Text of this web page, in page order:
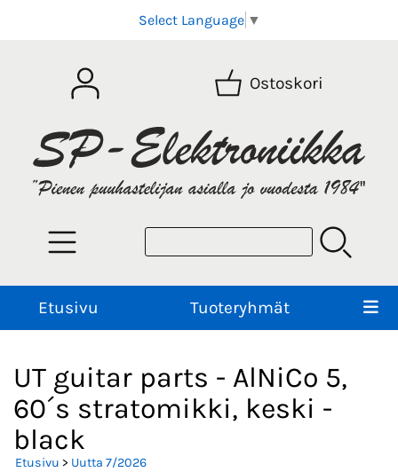
Select Language ▼
Ostoskori
Etusivu Tuoteryhmät
UT guitar parts - AlNiCo 5,
60´s stratomikki, keski -
black
Etusivu > Uutta 7/2026